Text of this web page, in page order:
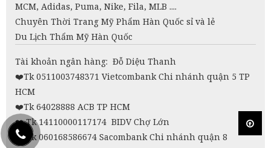
MCM, Adidas, Puma, Nike, Fila, MLB ....
Chuyên Thời Trang Mỹ Phẩm Hàn Quốc sỉ và lẻ
Du Lịch Thẩm Mỹ Hàn Quốc
Tài khoản ngân hàng: Đỗ Diệu Thanh
❤️Tk 0511003748371 Vietcombank Chi nhánh quận 5 TP
HCM
❤️Tk 64028888 ACB TP HCM
❤️Tk 14110000117174 BIDV Chợ Lớn
❤️ Tk 060168586674 Sacombank Chi nhánh quận 8